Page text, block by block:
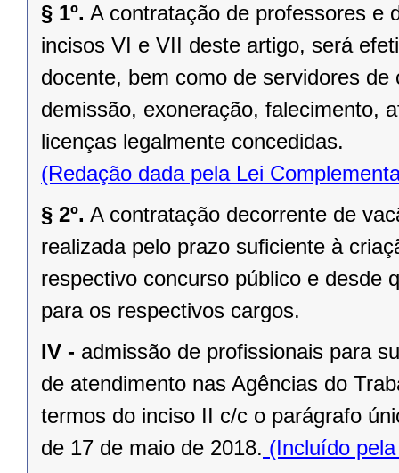
§ 1º. A contratação de professores e
incisos VI e VII deste artigo, será
docente, bem como de servidores
demissão, exoneração, falecimento,
licenças legalmente concedidas.
(Redação dada pela Lei
§ 2º. A contratação decorrente de
realizada pelo prazo suficiente à
respectivo concurso público e desde
para os respectivos cargos.
IV - admissão de profissionais para
de atendimento nas Agências do
termos do inciso II c/c o parágrafo
de 17 de maio de 2018. (Incluído